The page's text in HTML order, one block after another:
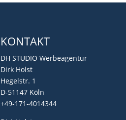
KONTAKT
DH STUDIO Werbeagentur
Dirk Holst
Hegelstr. 1
D-51147 Köln
+49-171-4014344